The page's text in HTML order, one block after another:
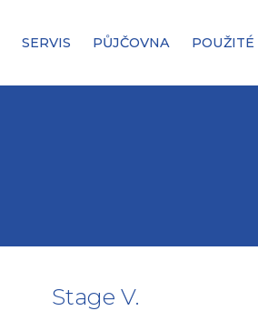
SERVIS PŮJČOVNA POUŽITÉ
Stage V.